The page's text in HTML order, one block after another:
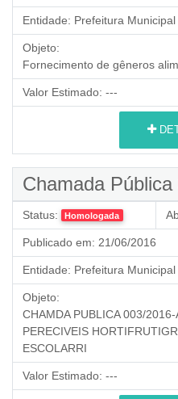
Entidade: Prefeitura
Objeto:
Fornecimento de gêneros
Valor Estimado: ---
Chamada Pública
Status: Homologada
Publicado em: 21/06/2016
Entidade: Prefeitura
Objeto:
CHAMDA PUBLICA 003/
PERECIVEIS
ESCOLARRI
Valor Estimado: ---